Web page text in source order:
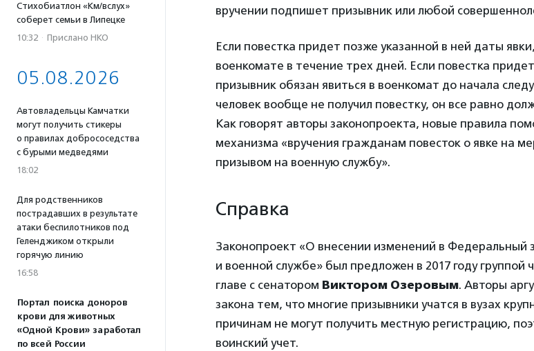
Стихобиатлон «Км/вслух»
соберет семьи в Липецке
10:32 · Прислано НКО
05.08.2026
Автовладельцы Камчатки
могут получить стикеры
о правилах добрососедства
с бурыми медведями
18:02
Для родственников
пострадавших в результате
атаки беспилотников под
Геленджиком открыли
горячую линию
16:58
Портал поиска доноров
крови для животных
«Одной Крови» заработал
по всей России
вручении подпишет призывник или любой
Если повестка придет позже указанной в ней даты
военкомате в течение трех дней. Если повестка
призывник обязан явиться в военкомат до начала
человек вообще не получил повестку, он все равно
Как говорят авторы законопроекта, новые правила
механизма «вручения гражданам повесток о явке на
призывом на военную службу».
Справка
Законопроект «О внесении изменений в Федеральный
и военной службе» был предложен в 2017 году
главе с сенатором Виктором Озеровым. Авторы
закона тем, что многие призывники учатся в вузах
причинам не могут получить местную регистрацию,
воинский учет.